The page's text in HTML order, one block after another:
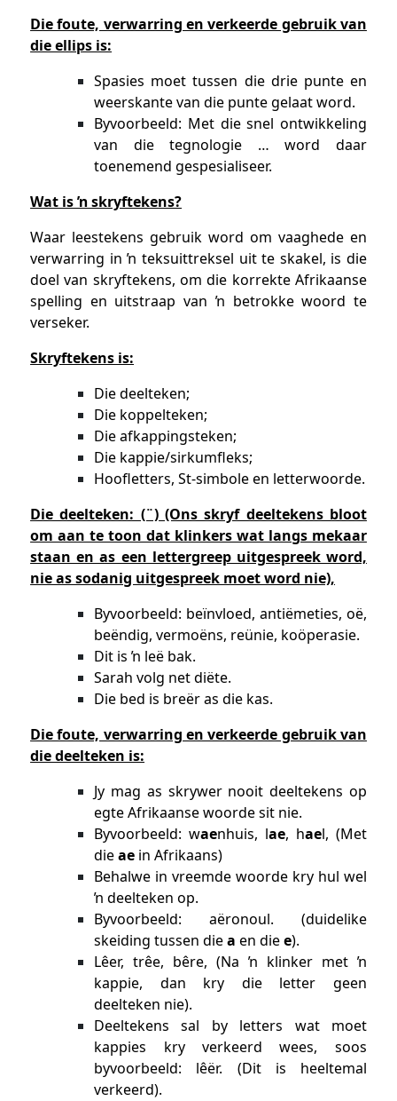
Die foute, verwarring en verkeerde gebruik van
die ellips is:
Spasies moet tussen die drie punte en
weerskante van die punte gelaat word.
Byvoorbeeld: Met die snel ontwikkeling
van die tegnologie … word daar
toenemend gespesialiseer.
Wat is ŉ skryftekens?
Waar leestekens gebruik word om vaaghede en
verwarring in ŉ teksuittreksel uit te skakel, is die
doel van skryftekens, om die korrekte Afrikaanse
spelling en uitstraap van ŉ betrokke woord te
verseker.
Skryftekens is:
Die deelteken;
Die koppelteken;
Die afkappingsteken;
Die kappie/sirkumfleks;
Hoofletters, St-simbole en letterwoorde.
Die deelteken: (¨) (Ons skryf deeltekens bloot
om aan te toon dat klinkers wat langs mekaar
staan en as een lettergreep uitgespreek word,
nie as sodanig uitgespreek moet word nie),
Byvoorbeeld: beïnvloed, antiëmeties, oë,
beëndig, vermoëns, reünie, koöperasie.
Dit is ŉ leë bak.
Sarah volg net diëte.
Die bed is breër as die kas.
Die foute, verwarring en verkeerde gebruik van
die deelteken is:
Jy mag as skrywer nooit deeltekens op
egte Afrikaanse woorde sit nie.
Byvoorbeeld: waenhuis, lae, hael, (Met
dieae in Afrikaans)
Behalwe in vreemde woorde kry hul wel
ŉ deelteken op.
Byvoorbeeld: aëronoul. (duidelike
skeiding tussen diea en diee).
Lêer, trêe, bêre, (Na ŉ klinker met ŉ
kappie, dan kry die letter geen
deelteken nie).
Deeltekens sal by letters wat moet
kappies kry verkeerd wees, soos
byvoorbeeld: lêër. (Dit is heeltemal
verkeerd).